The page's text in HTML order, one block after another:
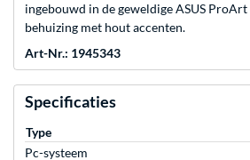
ingebouwd in de geweldige ASUS
behuizing met hout accenten.
Art-Nr.: 1945343
Specificaties
Type
Pc-systeem